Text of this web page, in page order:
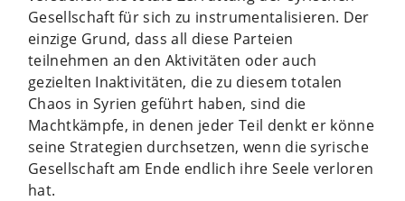
Gesellschaft für sich zu instrumentalisieren. Der
einzige Grund, dass all diese Parteien
teilnehmen an den Aktivitäten oder auch
gezielten Inaktivitäten, die zu diesem totalen
Chaos in Syrien geführt haben, sind die
Machtkämpfe, in denen jeder Teil denkt er könne
seine Strategien durchsetzen, wenn die syrische
Gesellschaft am Ende endlich ihre Seele verloren
hat.